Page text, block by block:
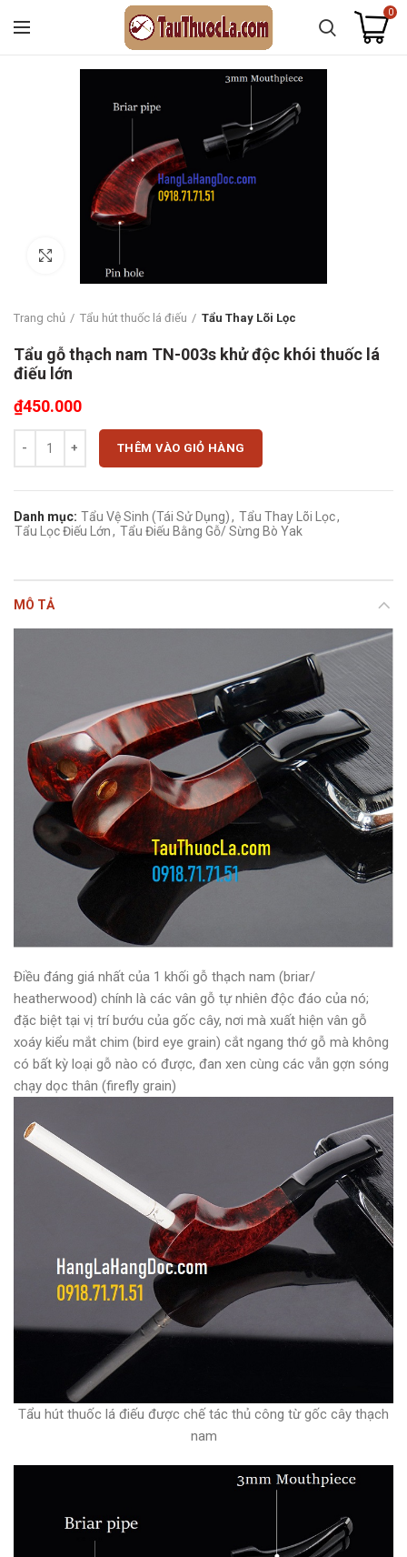
0
Trang chủ Tẩu hút thuốc lá điếu Tẩu Thay Lõi Lọc
Tẩu gỗ thạch nam TN-003s khử độc khói thuốc lá
điếu lớn
₫450.000
Tẩu gỗ thạch nam TN-003s khử độc khói thuốc lá điếu lớn số lượng
THÊM VÀO GIỎ HÀNG
Danh mục: Tẩu Vệ Sinh (Tái Sử Dụng), Tẩu Thay Lõi Lọc,
Tẩu Lọc Điếu Lớn, Tẩu Điếu Bằng Gỗ/ Sừng Bò Yak
MÔ TẢ
Điều đáng giá nhất của 1 khối gỗ thạch nam (briar/
heatherwood) chính là các vân gỗ tự nhiên độc đáo của nó;
đặc biệt tại vị trí bướu của gốc cây, nơi mà xuất hiện vân gỗ
xoáy kiểu mắt chim (bird eye grain) cắt ngang thớ gỗ mà không
có bất kỳ loại gỗ nào có được, đan xen cùng các vẫn gợn sóng
chạy dọc thân (firefly grain)
Tẩu hút thuốc lá điếu được chế tác thủ công từ gốc cây thạch
nam